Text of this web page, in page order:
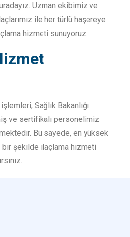
Uzman ekibimiz ve
ile her türlü haşereye
hizmeti sunuyoruz.
Sağlık Bakanlığı
ve sertifikalı personelimiz
Bu sayede, en yüksek
bir şekilde ilaçlama hizmeti